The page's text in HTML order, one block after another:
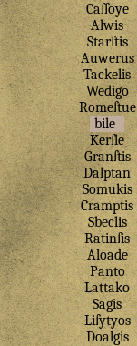
Caſſoye
Alwis
Starſtis
Auwerus
Tackelis
Wedigo
Romeſtue
bile
Kerſle
Granſtis
Dalptan
Somukis
Cramptis
Sbeclis
Ratinſis
Aloade
Panto
Lattako
Sagis
Liſytyos
Doalgis